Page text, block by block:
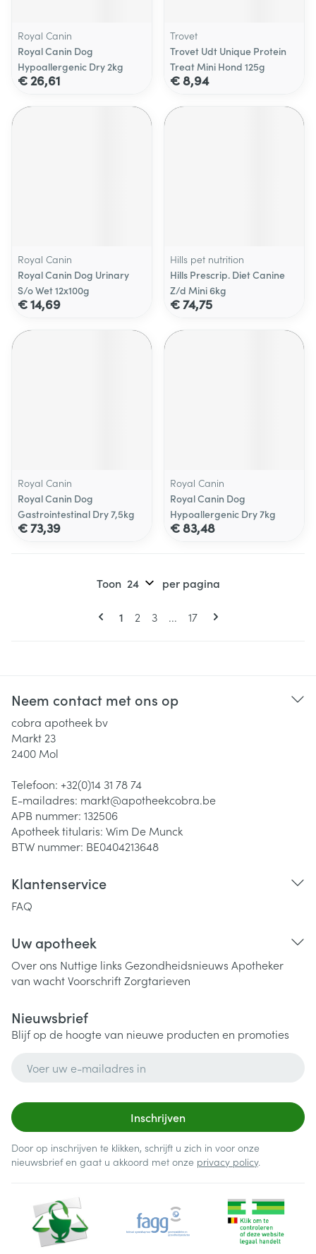
Royal Canin
Royal Canin Dog
Hypoallergenic Dry 2kg
€ 26,61
Trovet
Trovet Udt Unique Protein
Treat Mini Hond 125g
€ 8,94
Royal Canin
Royal Canin Dog Urinary
S/o Wet 12x100g
€ 14,69
Hills pet nutrition
Hills Prescrip. Diet Canine
Z/d Mini 6kg
€ 74,75
Royal Canin
Royal Canin Dog
Gastrointestinal Dry 7,5kg
€ 73,39
Royal Canin
Royal Canin Dog
Hypoallergenic Dry 7kg
€ 83,48
Pagina's
U lees momenteel pagina
1 Pagina
2 Pagina
3 ... Pagina
17
Toon per pagina
Neem contact met ons op
cobra apotheek bv
Markt 23
2400 Mol
Telefoon: +32(0)14 31 78 74
E-mailadres: markt@apotheekcobra.be
APB nummer: 132506
Apotheek titularis: Wim De Munck
BTW nummer: BE0404213648
Klantenservice
FAQ
Uw apotheek
Over ons Nuttige links Gezondheidsnieuws Apotheker
van wachtVoorschriftZorgtarieven
Nieuwsbrief
Blijf op de hoogte van nieuwe producten en promoties
Inschrijven
Door op inschrijven te klikken, schrijft u zich in voor onze
nieuwsbrief en gaat u akkoord met onze privacy policy.